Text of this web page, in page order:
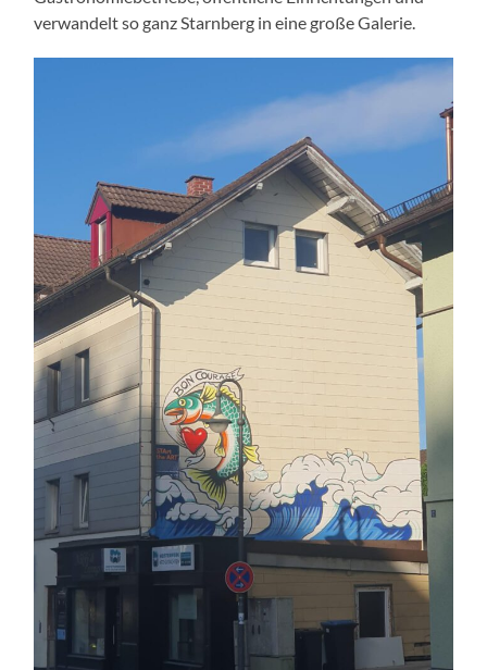
verwandelt so ganz Starnberg in eine große Galerie.